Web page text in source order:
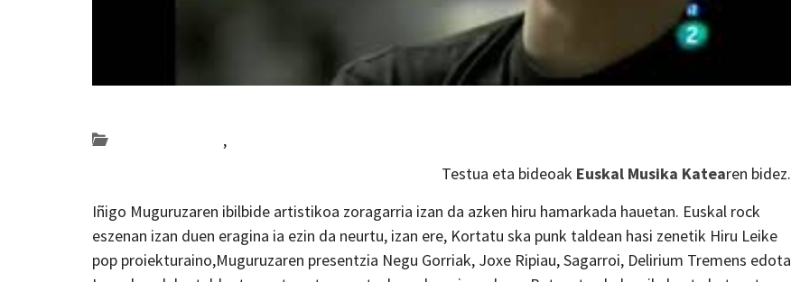
,
Testua eta bideoak Euskal Musika Katearen bidez.
Iñigo Muguruzaren ibilbide artistikoa zoragarria izan da azken hiru hamarkada hauetan. Euskal rock
eszenan izan duen eragina ia ezin da neurtu, izan ere, Kortatu ska punk taldean hasi zenetik Hiru Leike
pop proiekturaino,Muguruzaren presentzia Negu Gorriak, Joxe Ripiau, Sagarroi, Delirium Tremens edota